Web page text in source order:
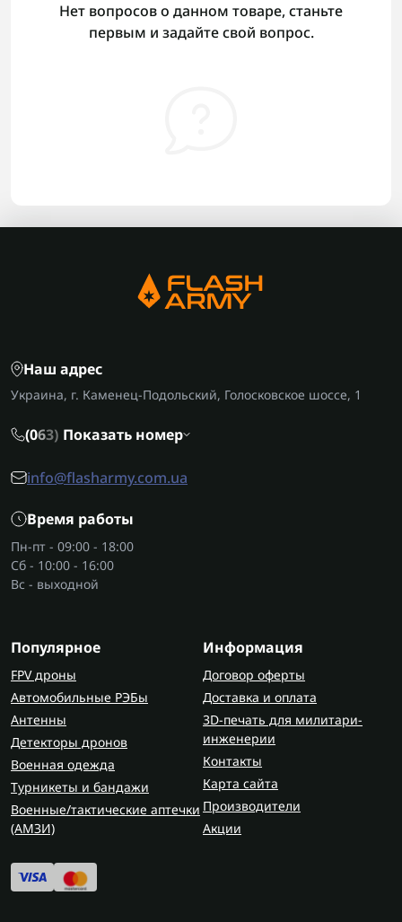
Нет вопросов о данном товаре, станьте
первым и задайте свой вопрос.
Наш адрес
Украина, г. Каменец-Подольский, Голосковское шоссе, 1
(063) Показать номер
info@flasharmy.com.ua
Время работы
Пн-пт - 09:00 - 18:00
Сб - 10:00 - 16:00
Вс - выходной
Популярное
FPV дроны
Автомобильные РЭБы
Антенны
Детекторы дронов
Военная одежда
Турникеты и бандажи
Военные/тактические аптечки
(AMЗИ)
Информация
Договор оферты
Доставка и оплата
3D-печать для милитари-
инженерии
Контакты
Карта сайта
Производители
Акции